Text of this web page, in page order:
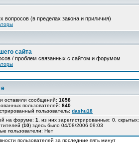
(в пределах закона и приличия)
сайта
/ проблем связанных с сайтом и форумом
оставили сообщений: 1658
пользователей: 840
пользователь: dashu18
на форуме: 1
, из них зарегистрированных: 0,
(10) здесь было 04/08/2006 09:03
пользователи: Нет
пользователей за последние пять минут